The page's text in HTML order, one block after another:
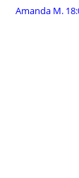
Amanda M.